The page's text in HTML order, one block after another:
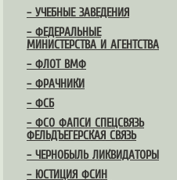
– УЧЕБНЫЕ ЗАВЕДЕНИЯ
– ФЕДЕРАЛЬНЫЕ
МИНИСТЕРСТВА И АГЕНТСТВА
– ФЛОТ ВМФ
– ФРАЧНИКИ
– ФСБ
– ФСО ФАПСИ СПЕЦСВЯЗЬ
ФЕЛЬДЪЕГЕРСКАЯ СВЯЗЬ
– ЧЕРНОБЫЛЬ ЛИКВИДАТОРЫ
– ЮСТИЦИЯ ФСИН